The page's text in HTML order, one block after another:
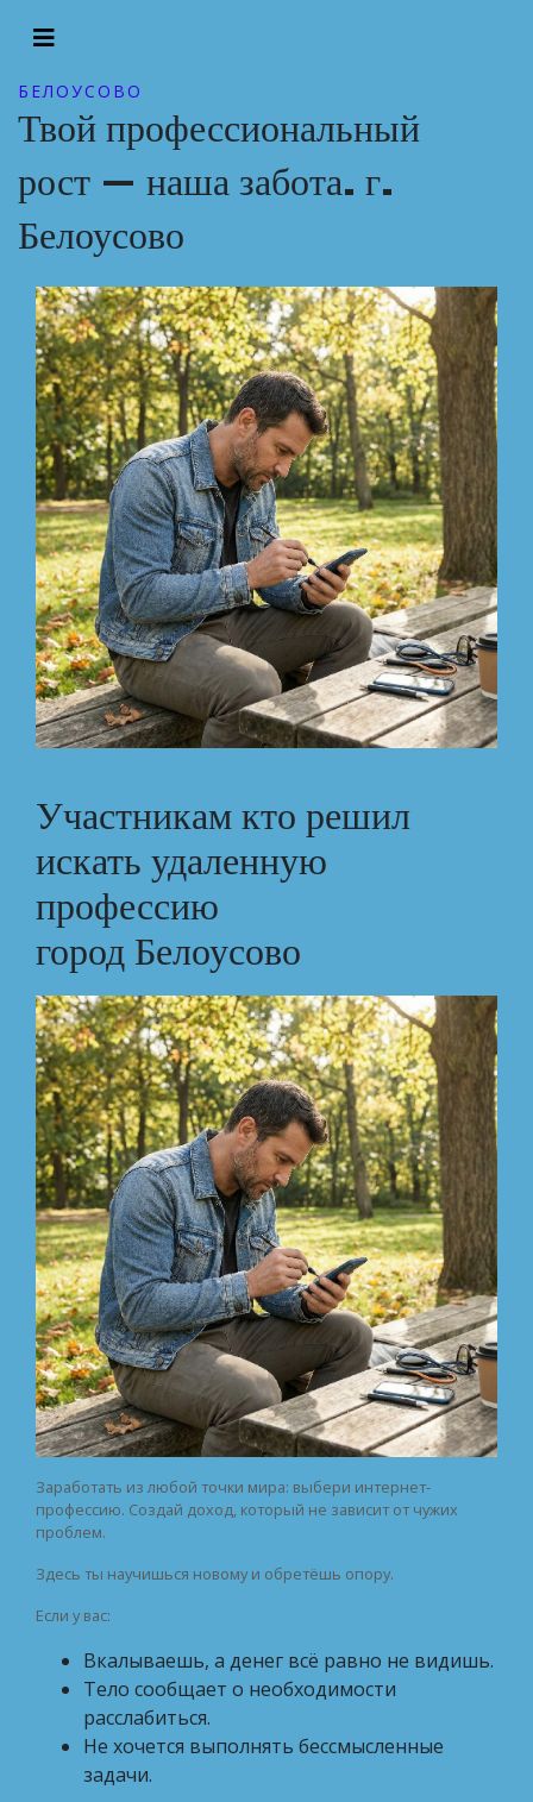
БЕЛОУСОВО
Твой профессиональный
рост — наша забота. г.
Белоусово
Участникам кто решил
искать удаленную
профессию
город Белоусово
Заработать из любой точки мира: выбери интернет-
профессию. Создай доход, который не зависит от чужих
проблем.
Здесь ты научишься новому и обретёшь опору.
Если у вас:
Вкалываешь, а денег всё равно не видишь.
Тело сообщает о необходимости
расслабиться.
Не хочется выполнять бессмысленные
задачи.